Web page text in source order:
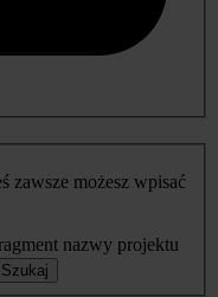
zawsze możesz wpisać
nazwy projektu
Szukaj